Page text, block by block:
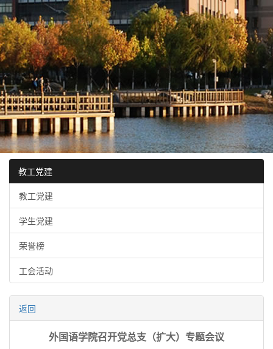
教工党建
教工党建
学生党建
荣誉榜
工会活动
返回
外国语学院召开党总支（扩大）专题会议